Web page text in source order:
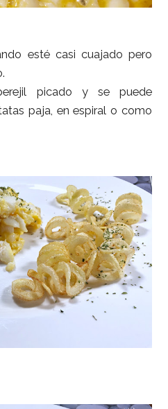
esté casi cuajado pero
picado y se puede
paja, en espiral o como